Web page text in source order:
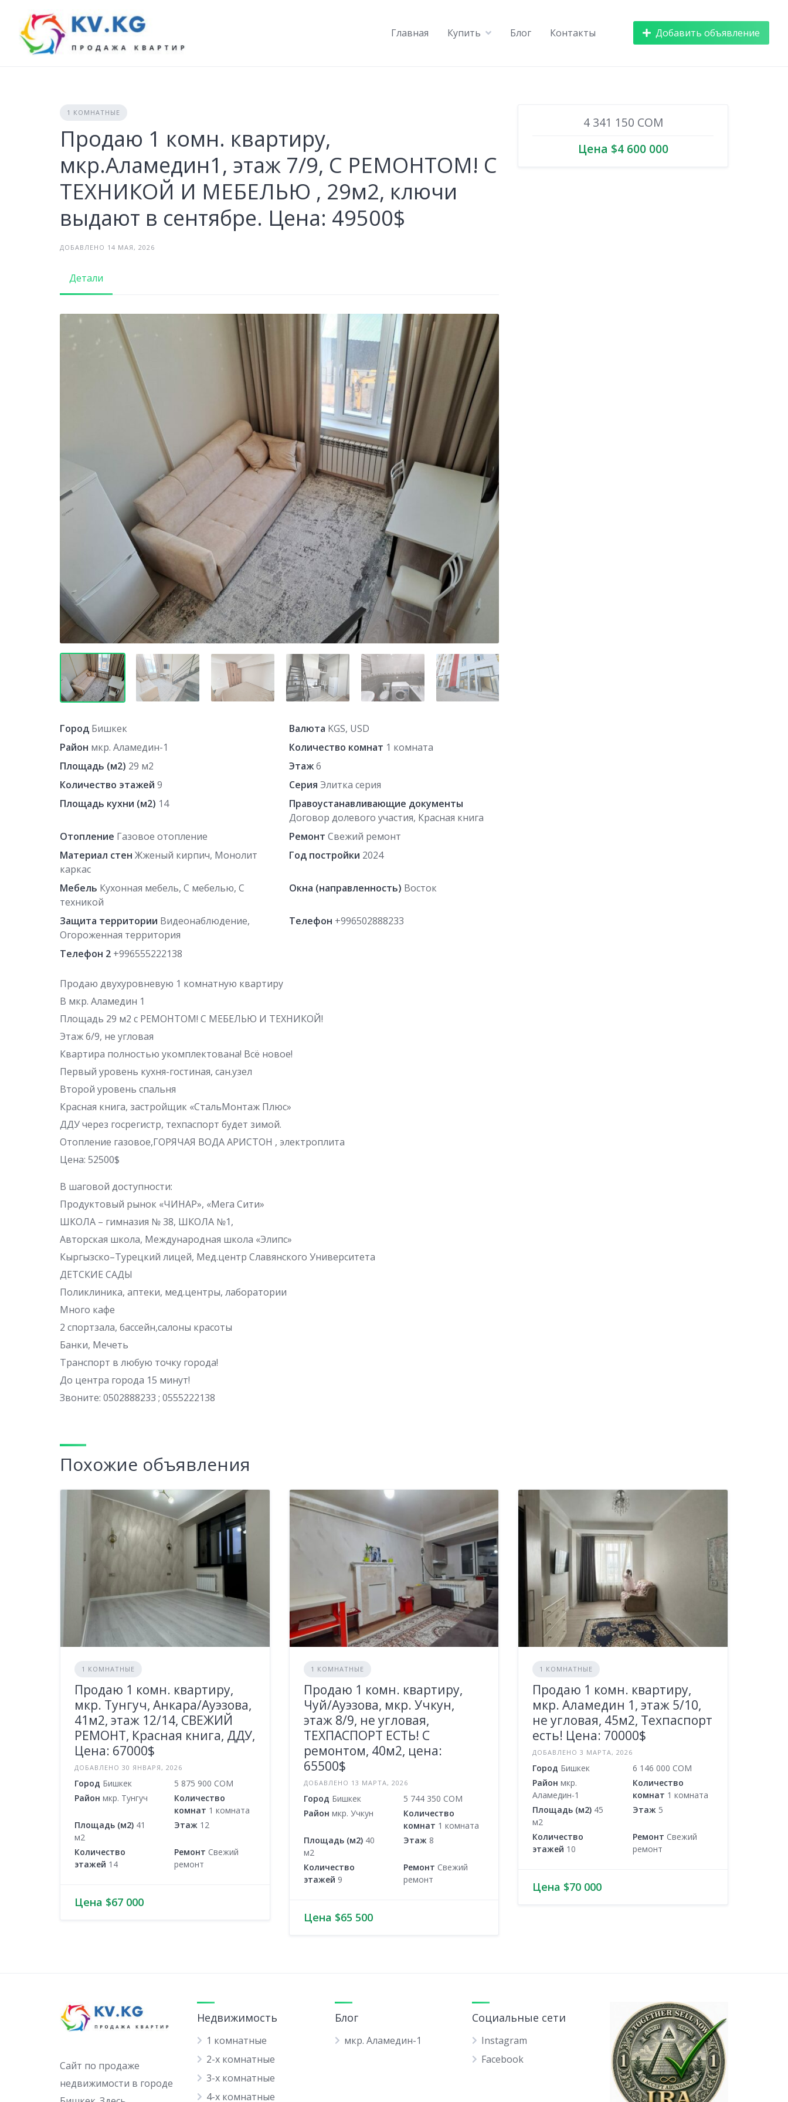
content
Главная Купить Блог Контакты Добавить объявление
1 КОМНАТНЫЕ
Продаю 1 комн. квартиру,
мкр.Аламедин1, этаж 7/9, С РЕМОНТОМ! С
ТЕХНИКОЙ И МЕБЕЛЬЮ , 29м2, ключи
выдают в сентябре. Цена: 49500$
ДОБАВЛЕНО 14 МАЯ, 2026
Детали
Город Бишкек Валюта KGS, USD
Район мкр. Аламедин-1 Количество комнат 1 комната
Площадь (м2) 29 м2 Этаж6
Количество этажей 9 Серия Элитка серия
Площадь кухни (м2) 14
Правоустанавливающие документы
Договор долевого участия, Красная книга
Отопление Газовое отопление Ремонт Свежий ремонт
Материал стен Жженый кирпич, Монолит
каркас
Год постройки 2024
Мебель Кухонная мебель, С мебелью, С
техникой
Окна (направленность) Восток
Защита территории Видеонаблюдение,
Огороженная территория
Телефон +996502888233
Телефон 2 +996555222138
Продаю двухуровневую 1 комнатную квартиру
В мкр. Аламедин 1
Площадь 29 м2 с РЕМОНТОМ! С МЕБЕЛЬЮ И ТЕХНИКОЙ!
Этаж 6/9, не угловая
Квартира полностью укомплектована! Всё новое!
Первый уровень кухня-гостиная, сан.узел
Второй уровень спальня
Красная книга, застройщик «СтальМонтаж Плюс»
ДДУ через госрегистр, техпаспорт будет зимой.
Отопление газовое,ГОРЯЧАЯ ВОДА АРИСТОН , электроплита
Цена: 52500$
В шаговой доступности:
Продуктовый рынок «ЧИНАР», «Мега Сити»
ШКОЛА – гимназия № 38, ШКОЛА №1,
Авторская школа, Международная школа «Элипс»
Кыргызско–Турецкий лицей, Мед.центр Славянского Университета
ДЕТСКИЕ САДЫ
Поликлиника, аптеки, мед.центры, лаборатории
Много кафе
2 спортзала, бассейн,салоны красоты
Банки, Мечеть
Транспорт в любую точку города!
До центра города 15 минут!
Звоните: 0502888233 ; 0555222138
4 341 150 COM
Цена $4 600 000
Похожие объявления
1 КОМНАТНЫЕ
Продаю 1 комн. квартиру,
мкр. Тунгуч, Анкара/Ауэзова,
41м2, этаж 12/14, СВЕЖИЙ
РЕМОНТ, Красная книга, ДДУ,
Цена: 67000$
ДОБАВЛЕНО 30 ЯНВАРЯ, 2026
Город Бишкек
5 875 900 COM
Район мкр. Тунгуч
Количество
комнат 1 комната
Площадь (м2) 41
м2
Этаж 12
Количество
этажей 14
Ремонт Свежий
ремонт
Цена $67 000
1 КОМНАТНЫЕ
Продаю 1 комн. квартиру,
Чуй/Ауэзова, мкр. Учкун,
этаж 8/9, не угловая,
ТЕХПАСПОРТ ЕСТЬ! С
ремонтом, 40м2, цена:
65500$
ДОБАВЛЕНО 13 МАРТА, 2026
Город Бишкек
5 744 350 COM
Район мкр. Учкун
Количество
комнат 1 комната
Площадь (м2)40
м2
Этаж8
Количество
этажей 9
Ремонт Свежий
ремонт
Цена $65 500
1 КОМНАТНЫЕ
Продаю 1 комн. квартиру,
мкр. Аламедин 1, этаж 5/10,
не угловая, 45м2, Техпаспорт
есть! Цена: 70000$
ДОБАВЛЕНО 3 МАРТА, 2026
Город Бишкек
6 146 000 COM
Район мкр.
Аламедин-1
Количество
комнат 1 комната
Площадь (м2) 45
м2
Этаж5
Количество
этажей 10
Ремонт Свежий
ремонт
Цена $70 000
Сайт по продаже
недвижимости в городе
Недвижимость
1 комнатные
2-х комнатные
3-х комнатные
4-х комнатные
Блог
мкр. Аламедин-1
Социальные сети
Instagram
Facebook